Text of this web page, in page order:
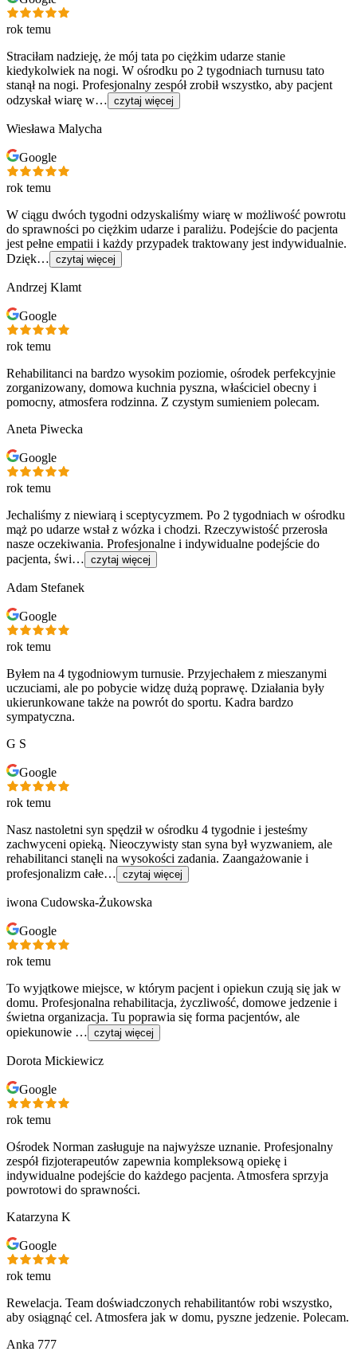
rok temu
Straciłam nadzieję, że mój tata po ciężkim udarze stanie
kiedykolwiek na nogi. W ośrodku po 2 tygodniach turnusu tato
stanął na nogi. Profesjonalny zespół zrobił wszystko, aby pacjent
odzyskał wiarę w… czytaj więcej
Wiesława Malycha
Google
rok temu
W ciągu dwóch tygodni odzyskaliśmy wiarę w możliwość powrotu
do sprawności po ciężkim udarze i paraliżu. Podejście do pacjenta
jest pełne empatii i każdy przypadek traktowany jest indywidualnie.
Dzięk… czytaj więcej
Andrzej Klamt
Google
rok temu
Rehabilitanci na bardzo wysokim poziomie, ośrodek perfekcyjnie
zorganizowany, domowa kuchnia pyszna, właściciel obecny i
pomocny, atmosfera rodzinna. Z czystym sumieniem polecam.
Aneta Piwecka
Google
rok temu
Jechaliśmy z niewiarą i sceptycyzmem. Po 2 tygodniach w ośrodku
mąż po udarze wstał z wózka i chodzi. Rzeczywistość przerosła
nasze oczekiwania. Profesjonalne i indywidualne podejście do
pacjenta, świ… czytaj więcej
Adam Stefanek
Google
rok temu
Byłem na 4 tygodniowym turnusie. Przyjechałem z mieszanymi
uczuciami, ale po pobycie widzę dużą poprawę. Działania były
ukierunkowane także na powrót do sportu. Kadra bardzo
sympatyczna.
G S
Google
rok temu
Nasz nastoletni syn spędził w ośrodku 4 tygodnie i jesteśmy
zachwyceni opieką. Nieoczywisty stan syna był wyzwaniem, ale
rehabilitanci stanęli na wysokości zadania. Zaangażowanie i
profesjonalizm całe… czytaj więcej
iwona Cudowska-Żukowska
Google
rok temu
To wyjątkowe miejsce, w którym pacjent i opiekun czują się jak w
domu. Profesjonalna rehabilitacja, życzliwość, domowe jedzenie i
świetna organizacja. Tu poprawia się forma pacjentów, ale
opiekunowie … czytaj więcej
Dorota Mickiewicz
Google
rok temu
Ośrodek Norman zasługuje na najwyższe uznanie. Profesjonalny
zespół fizjoterapeutów zapewnia kompleksową opiekę i
indywidualne podejście do każdego pacjenta. Atmosfera sprzyja
powrotowi do sprawności.
Katarzyna K
Google
rok temu
Rewelacja. Team doświadczonych rehabilitantów robi wszystko,
aby osiągnąć cel. Atmosfera jak w domu, pyszne jedzenie. Polecam.
Anka 777